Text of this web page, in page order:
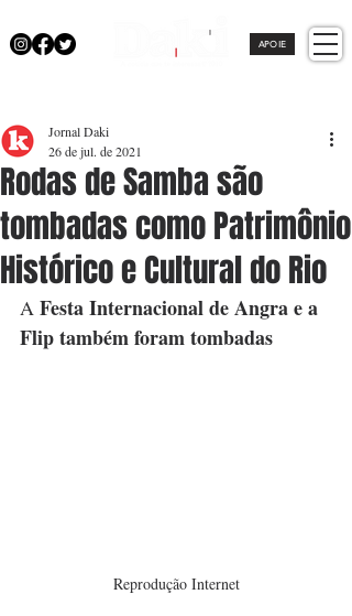
APOIE
Rodas de Samba são
tombadas como Patrimônio
Histórico e Cultural do Rio
Jornal Daki
26 de jul. de 2021
A Festa Internacional de Angra e a
Flip também foram tombadas
Reprodução Internet